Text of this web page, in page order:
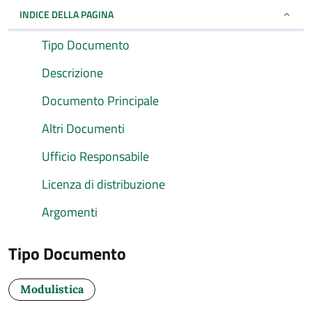
INDICE DELLA PAGINA
Tipo Documento
Descrizione
Documento Principale
Altri Documenti
Ufficio Responsabile
Licenza di distribuzione
Argomenti
Tipo Documento
Modulistica